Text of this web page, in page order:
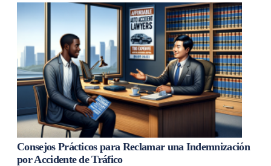
Consejos Prácticos para Reclamar una Indemnización
por Accidente de Tráfico